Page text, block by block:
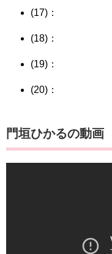
(17)：
(18)：
(19)：
(20)：
門垣ひかるの動画